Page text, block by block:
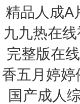
精品人成A
九九热在
完整版在
香五月婷婷
国产成人